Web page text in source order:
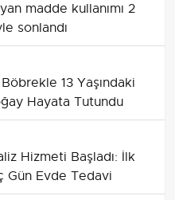
madde kullanımı 2
sonlandı
13 Yaşındaki
Hayata Tutundu
Hizmeti Başladı: İlk
Gün Evde Tedavi